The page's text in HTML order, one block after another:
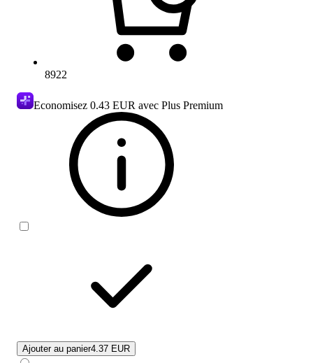
8922
Economisez 0.43 EUR avec Plus Premium
Ajouter au panier4.37 EUR